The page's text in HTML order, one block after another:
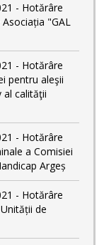
- Hotărâre
"GAL
- Hotărâre
pentru aleşii
al calităţii
- Hotărâre
a Comisiei
Argeș
- Hotărâre
de